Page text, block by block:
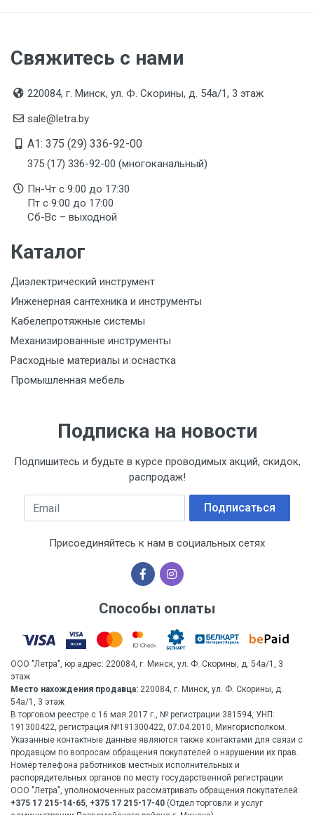
Свяжитесь с нами
220084, г. Минск, ул. Ф. Скорины, д. 54а/1, 3 этаж
sale@letra.by
A1: 375 (29) 336-92-00
375 (17) 336-92-00 (многоканальный)
Пн-Чт с 9:00 до 17:30
Пт с 9:00 до 17:00
Сб-Вс – выходной
Каталог
Диэлектрический инструмент
Инженерная сантехника и инструменты
Кабелепротяжные системы
Механизированные инструменты
Расходные материалы и оснастка
Промышленная мебель
Подписка на новости
Подпишитесь и будьте в курсе проводимых акций, скидок,
распродаж!
Email Подписаться
Присоединяйтесь к нам в социальных сетях
Способы оплаты
ООО "Летра", юр.адрес: 220084, г. Минск, ул. Ф. Скорины, д. 54а/1, 3
этаж
Место нахождения продавца: 220084, г. Минск, ул. Ф. Скорины, д.
54а/1, 3 этаж
В торговом реестре с 16 мая 2017 г., № регистрации 381594, УНП:
191300422, регистрация №191300422, 07.04.2010, Мингорисполком.
Указанные контактные данные являются также контактами для связи с
продавцом по вопросам обращения покупателей о нарушении их прав.
Номер телефона работников местных исполнительных и
распорядительных органов по месту государственной регистрации
ООО "Летра", уполномоченных рассматривать обращения покупателей:
+375 17 215-14-65, +375 17 215-17-40 (Отдел торговли и услуг